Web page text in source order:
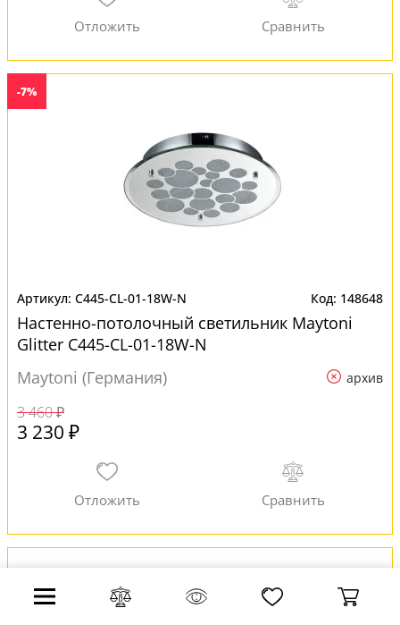
-7%
C445-CL-01-18W-N 148648
Настенно-потолочный светильник Maytoni
Glitter C445-CL-01-18W-N
Maytoni (Германия)
архив
3 460 ₽
3 230 ₽